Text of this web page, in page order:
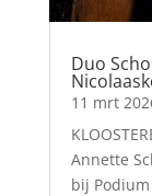
Duo
11 mrt
Annette
bij